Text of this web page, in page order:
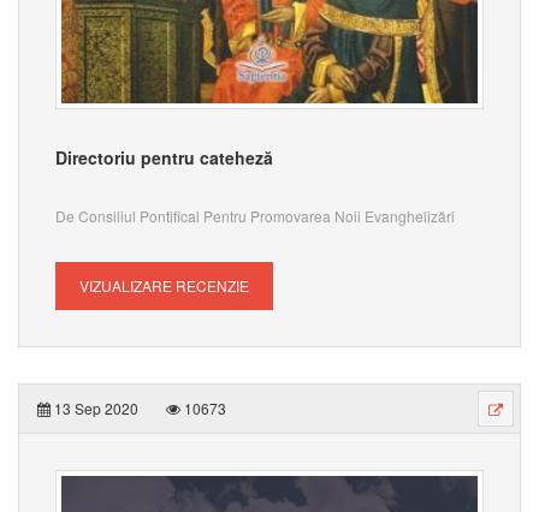
Directoriu pentru cateheză
De Consiliul Pontifical Pentru Promovarea Noii Evanghelizări
VIZUALIZARE RECENZIE
13 Sep 2020 10673